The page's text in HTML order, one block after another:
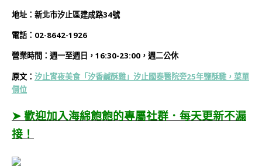
地址：新北市汐止區建成路34號
電話： 02-8642-1926
營業時間： 週一至週日，16:30-23:00， 週二公休
原文： 汐止宵夜美食「汐香鹹酥雞」汐止國泰醫院旁25年鹽酥雞，菜單
價位
➤ 歡迎加入海綿飽飽的專屬社群．每天更新不漏
接！